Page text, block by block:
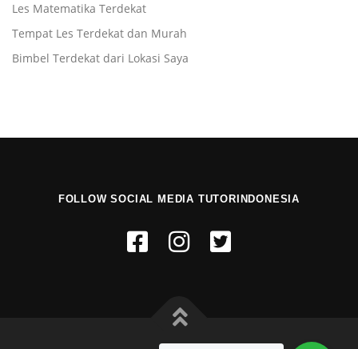
Les Matematika Terdekat
Tempat Les Terdekat dan Murah
Bimbel Terdekat dari Lokasi Saya
FOLLOW SOCIAL MEDIA TUTORINDONESIA